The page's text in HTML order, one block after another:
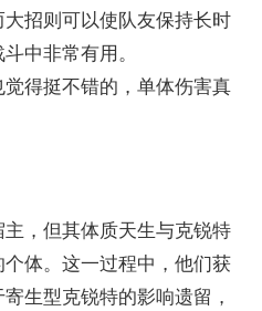
招则可以使队友保持长时
中非常有用。
得挺不错的，单体伤害真
，但其体质天生与克锐特
体。这一过程中，他们获
生型克锐特的影响遗留，